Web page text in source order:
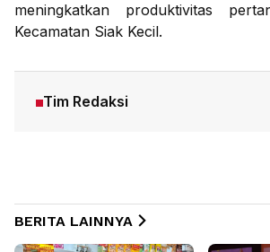
meningkatkan produktivitas
Kecamatan Siak Kecil.
Tim Redaksi
BERITA LAINNYA